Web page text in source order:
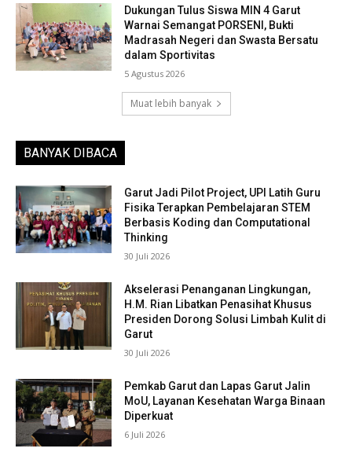
Dukungan Tulus Siswa MIN 4 Garut
Warnai Semangat PORSENI, Bukti
Madrasah Negeri dan Swasta Bersatu
dalam Sportivitas
5 Agustus 2026
Muat lebih banyak
BANYAK DIBACA
Garut Jadi Pilot Project, UPI Latih Guru
Fisika Terapkan Pembelajaran STEM
Berbasis Koding dan Computational
Thinking
30 Juli 2026
Akselerasi Penanganan Lingkungan,
H.M. Rian Libatkan Penasihat Khusus
Presiden Dorong Solusi Limbah Kulit di
Garut
30 Juli 2026
Pemkab Garut dan Lapas Garut Jalin
MoU, Layanan Kesehatan Warga Binaan
Diperkuat
6 Juli 2026